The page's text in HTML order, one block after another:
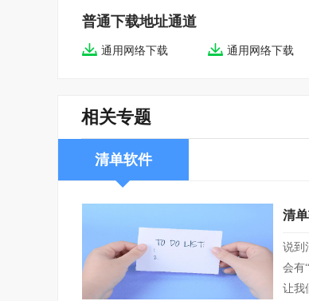
10.增加了过滤器开关
11.增加文本框至过滤栏以匹配任务名称
14.增加“追加时间到时间跟踪日记文件”的
普通下载地址通道
通用网络下载 通用网络下载
相关专题
清单软件
清
说到
会有
让我